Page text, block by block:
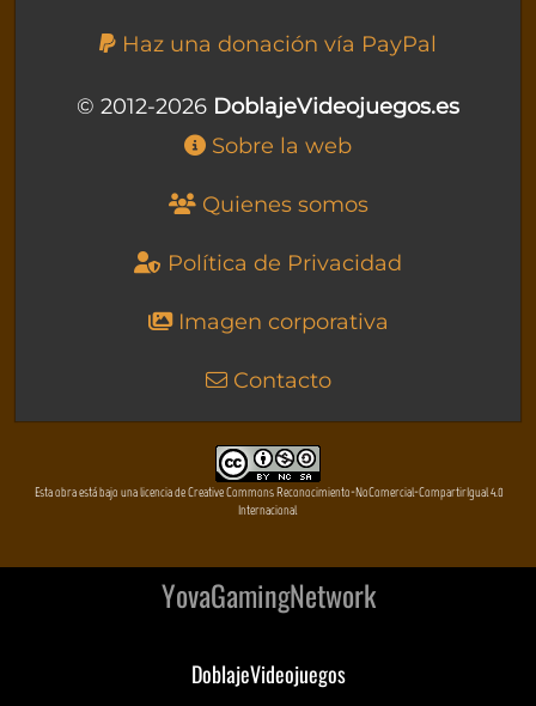
Haz una donación vía PayPal
© 2012-2026 DoblajeVideojuegos.es
Sobre la web
Quienes somos
Política de Privacidad
Imagen corporativa
Contacto
Esta obra está bajo una licencia de Creative Commons Reconocimiento-NoComercial-CompartirIgual 4.0
Internacional
YovaGamingNetwork
DoblajeVideojuegos